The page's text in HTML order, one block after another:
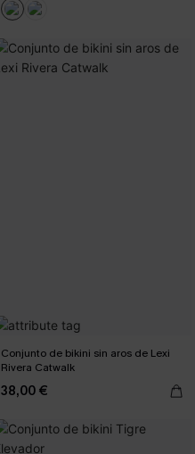
Conjunto de bikini sin aros de Lexi
Rivera Catwalk
38,00 €